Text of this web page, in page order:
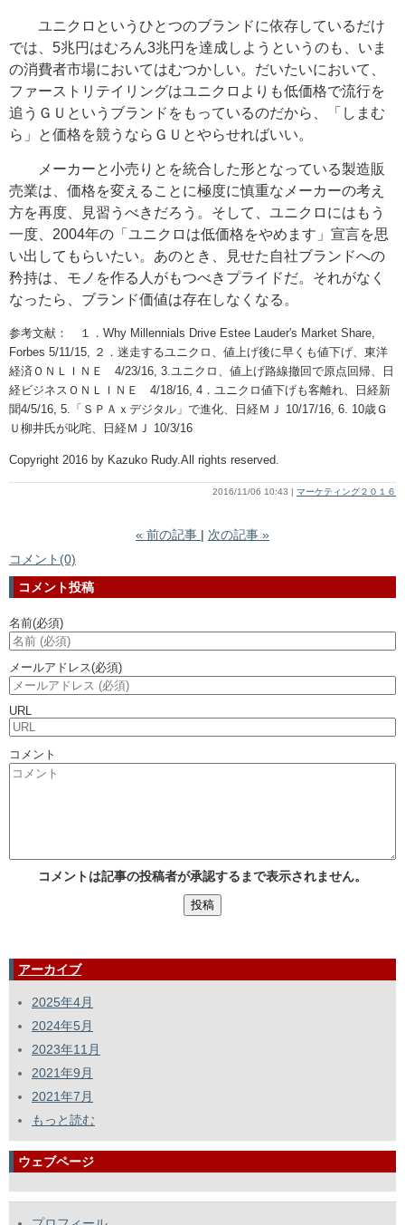
ユニクロというひとつのブランドに依存しているだけ
では、5兆円はむろん3兆円を達成しようというのも、いま
の消費者市場においてはむつかしい。だいたいにおいて、
ファーストリテイリングはユニクロよりも低価格で流行を
追うＧＵというブランドをもっているのだから、「しまむ
ら」と価格を競うならＧＵとやらせればいい。
メーカーと小売りとを統合した形となっている製造販
売業は、価格を変えることに極度に慎重なメーカーの考え
方を再度、見習うべきだろう。そして、 ユニクロにはもう
一度、2004年の「ユニクロは低価格をやめます」宣言を思
い出してもらいたい。あのとき、見せた自社ブランドへの
矜持は、モノを作る人がもつべきプライドだ。それがなく
なったら、ブランド価値は存在しなくなる。
参考文献： １．Why Millennials Drive Estee Lauder's Market Share,
Forbes 5/11/15, ２．迷走するユニクロ、値上げ後に早くも値下げ、東洋
経済ＯＮＬＩＮＥ 4/23/16, 3.ユニクロ、値上げ路線撤回で原点回帰、日
経ビジネスＯＮＬＩＮＥ 4/18/16, 4．ユニクロ値下げも客離れ、日経新
聞4/5/16, 5.「ＳＰＡｘデジタル」で進化、日経ＭＪ 10/17/16, 6. 10歳Ｇ
Ｕ柳井氏が叱咤、日経ＭＪ 10/3/16
Copyright 2016 by Kazuko Rudy.All rights reserved.
2016/11/06 10:43 マーケティング２０１６
« 前の記事 次の記事 »
コメント(0)
コメント投稿
名前(必須)
メールアドレス(必須)
URL
コメント
コメントは記事の投稿者が承認するまで表示されません。
アーカイブ
2025年4月
2024年5月
2023年11月
2021年9月
2021年7月
もっと読む
ウェブページ